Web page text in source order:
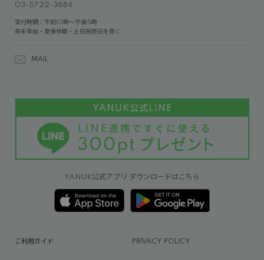
03-5722-3684
受付時間：午前10時～午後5時
年末年始・夏季休暇・土日祝祭日を除く
MAIL
YANUK公式アプリ ダウンロードはこちら
ご利用ガイド PRIVACY POLICY